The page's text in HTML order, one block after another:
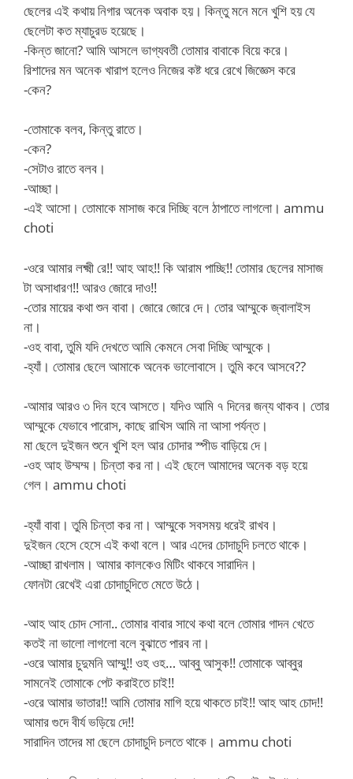
ছেলের এই কথায় নিগার অনেক অবাক হয়। কিন্তু মনে মনে খুশি হয় যে
ছেলেটা কত ম্যাচুরড হয়েছে।
-কিন্ত জানো? আমি আসলে ভাগ্যবতী তোমার বাবাকে বিয়ে করে।
রিশাদের মন অনেক খারাপ হলেও নিজের কষ্ট ধরে রেখে জিজ্ঞেস করে
-কেন?
-তোমাকে বলব, কিন্তু রাতে।
-কেন?
-সেটাও রাতে বলব।
-আচ্ছা।
-এই আসো। তোমাকে মাসাজ করে দিচ্ছি বলে ঠাপাতে লাগলো। ammu
choti
-ওরে আমার লক্ষ্মী রে!! আহ আহ!! কি আরাম পাচ্ছি!! তোমার ছেলের মাসাজ
টা অসাধারণ!! আরও জোরে দাও!!
-তোর মায়ের কথা শুন বাবা। জোরে জোরে দে। তোর আম্মুকে জ্বালাইস
না।
-ওহ বাবা, তুমি যদি দেখতে আমি কেমনে সেবা দিচ্ছি আম্মুকে।
-হ্যাঁ। তোমার ছেলে আমাকে অনেক ভালোবাসে। তুমি কবে আসবে??
-আমার আরও ৩ দিন হবে আসতে। যদিও আমি ৭ দিনের জন্য থাকব। তোর
আম্মুকে যেভাবে পারোস, কাছে রাখিস আমি না আসা পর্যন্ত।
মা ছেলে দুইজন শুনে খুশি হল আর চোদার স্পীড বাড়িয়ে দে।
-ওহ আহ উম্মম্ম। চিন্তা কর না। এই ছেলে আমাদের অনেক বড় হয়ে
গেল। ammu choti
-হ্যাঁ বাবা। তুমি চিন্তা কর না। আম্মুকে সবসময় ধরেই রাখব।
দুইজন হেসে হেসে এই কথা বলে। আর এদের চোদাচুদি চলতে থাকে।
-আচ্ছা রাখলাম। আমার কালকেও মিটিং থাকবে সারাদিন।
ফোনটা রেখেই এরা চোদাচুদিতে মেতে উঠে।
-আহ আহ চোদ সোনা.. তোমার বাবার সাথে কথা বলে তোমার গাদন খেতে
কতই না ভালো লাগলো বলে বুঝাতে পারব না।
-ওরে আমার চুদুমনি আম্মু!! ওহ ওহ… আব্বু আসুক!! তোমাকে আব্বুর
সামনেই তোমাকে পেট করাইতে চাই!!
-ওরে আমার ভাতার!! আমি তোমার মাগি হয়ে থাকতে চাই!! আহ আহ চোদ!!
আমার গুদে বীর্য ভড়িয়ে দে!!
সারাদিন তাদের মা ছেলে চোদাচুদি চলতে থাকে। ammu choti